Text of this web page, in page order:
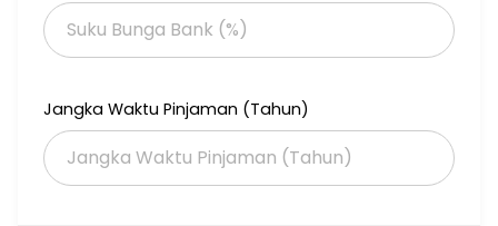
Commercial Area, Sky Garden, Outdoor Pool, Jacuzzi, Yoga
Studio, Fitness, Sky Lounge, Restaurant dll.
- Memiliki konsep yang “Metropolitan Oasis” yang memberikan
suasana berbeda dengan apartemen tengah kota lainnya
- Lokasi Strategis di tengah kawasan CBD Mega Kuningan
- Dibangun oleh developer besar yang terkemuka dan
Jangka Waktu Pinjaman (Tahun)